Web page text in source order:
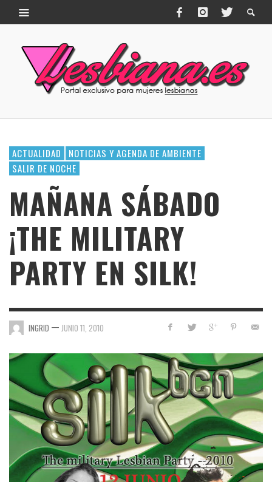
ACTUALIDAD
NOTICIAS Y AGENDA DE AMBIENTE
SALIR DE NOCHE
MAÑANA SÁBADO
¡THE MILITARY
PARTY EN SILK!
INGRID — JUNIO 11, 2010